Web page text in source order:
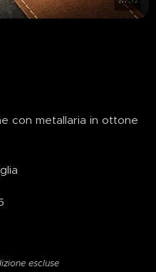
con metallaria in ottone
escluse